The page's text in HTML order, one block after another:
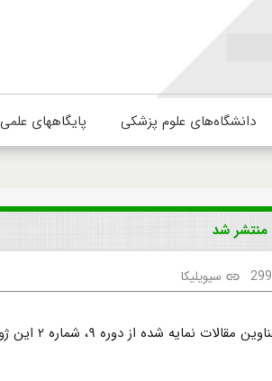
دانشگاه‌های علوم پزشکی پایگاههای علمی
299
link سیویلیکا
لیست و عناوین